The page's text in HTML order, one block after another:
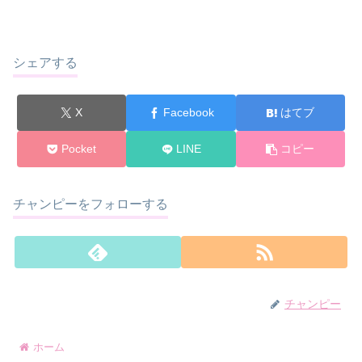
シェアする
X Facebook はてブ
Pocket LINE コピー
チャンピーをフォローする
チャンピー
ホーム